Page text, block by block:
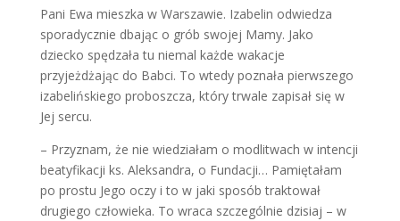
Pani Ewa mieszka w Warszawie. Izabelin odwiedza
sporadycznie dbając o grób swojej Mamy. Jako
dziecko spędzała tu niemal każde wakacje
przyjeżdżając do Babci. To wtedy poznała pierwszego
izabelińskiego proboszcza, który trwale zapisał się w
Jej sercu.
– Przyznam, że nie wiedziałam o modlitwach w intencji
beatyfikacji ks. Aleksandra, o Fundacji… Pamiętałam
po prostu Jego oczy i to w jaki sposób traktował
drugiego człowieka. To wraca szczególnie dzisiaj – w